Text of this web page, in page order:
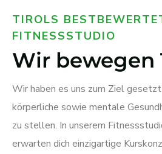
TIROLS
FITNESSSTUDIO
Wir bewegen
Wir haben es uns zum Ziel gesetzt
körperliche sowie mentale
zu stellen. In unserem
erwarten dich einzigartige